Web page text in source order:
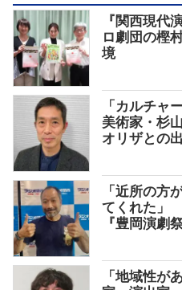
『関西現代
ロ劇団の樫
境
「カルチャ
美術家・杉
オリザとの
「近所の方
てくれた」
『豊岡演劇
「地域性